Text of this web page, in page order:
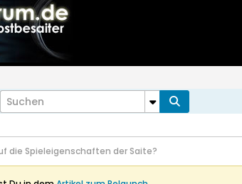
die Spieleigenschaften der Saite?